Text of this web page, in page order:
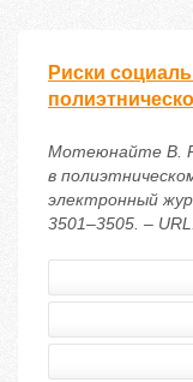
Риски
Мотеюнайте В.
в
электронный
3501–3505. –